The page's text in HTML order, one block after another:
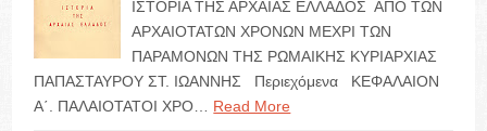
ΙΣΤΟΡΙΑ ΤΗΣ ΑΡΧΑΙΑΣ ΕΛΛΑΔΟΣ ΑΠΟ ΤΩΝ
ΑΡΧΑΙΟΤΑΤΩΝ ΧΡΟΝΩΝ ΜΕΧΡΙ ΤΩΝ
ΠΑΡΑΜΟΝΩΝ ΤΗΣ ΡΩΜΑΙΚΗΣ ΚΥΡΙΑΡΧΙΑΣ
ΠΑΠΑΣΤΑΥΡΟΥ ΣΤ. ΙΩΑΝΝΗΣ Περιεχόμενα ΚΕΦΑΛΑΙΟΝ
Α΄. ΠΑΛΑΙΟΤΑΤΟΙ ΧΡΟ…
Read More